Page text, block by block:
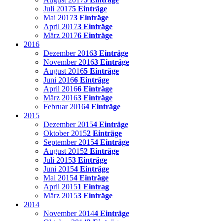
Juli 20175 Einträge
Mai 20173 Einträge
April 20173 Einträge
März 20176 Einträge
2016
Dezember 20163 Einträge
November 20163 Einträge
August 20165 Einträge
Juni 20166 Einträge
April 20166 Einträge
März 20163 Einträge
Februar 20164 Einträge
2015
Dezember 20154 Einträge
Oktober 20152 Einträge
September 20154 Einträge
August 20152 Einträge
Juli 20153 Einträge
Juni 20154 Einträge
Mai 20154 Einträge
April 20151 Eintrag
März 20153 Einträge
2014
November 20144 Einträge